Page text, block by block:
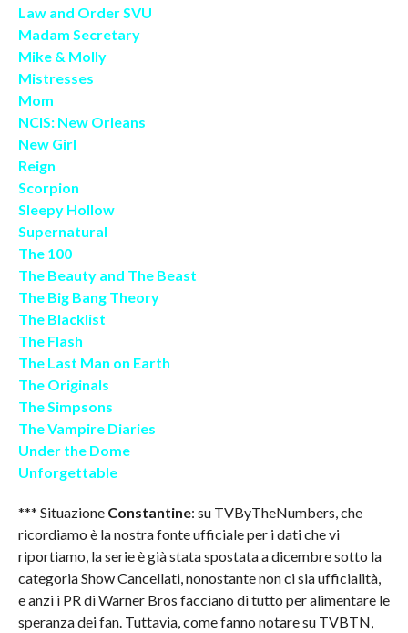
Law and Order SVU
Madam Secretary
Mike & Molly
Mistresses
Mom
NCIS: New Orleans
New Girl
Reign
Scorpion
Sleepy Hollow
Supernatural
The 100
The Beauty and The Beast
The Big Bang Theory
The Blacklist
The Flash
The Last Man on Earth
The Originals
The Simpsons
The Vampire Diaries
Under the Dome
Unforgettable
*** Situazione Constantine: su TVByTheNumbers, che
ricordiamo è la nostra fonte ufficiale per i dati che vi
riportiamo, la serie è già stata spostata a dicembre sotto la
categoria Show Cancellati, nonostante non ci sia ufficialità,
e anzi i PR di Warner Bros facciano di tutto per alimentare le
speranza dei fan. Tuttavia, come fanno notare su TVBTN,